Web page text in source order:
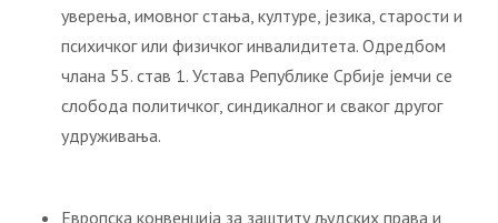
уверења, имовног стања, културе, језика, старости и
психичког или физичког инвалидитета. Одредбом
члана 55. став 1. Устава Републике Србије јемчи се
слобода политичког, синдикалног и сваког другог
удруживања.
Европска конвенција за заштиту људских права и